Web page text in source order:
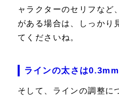
ャラクターのセリフなど
がある場合は、しっかり
てくださいね。
ラインの太さは
そして、ラインの調整に